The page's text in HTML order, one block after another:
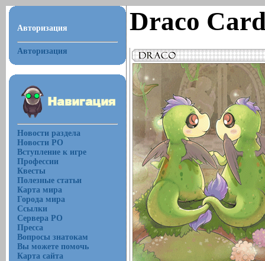
Авторизация
Авторизация
Новости раздела
Новости РО
Вступление к игре
Профессии
Квесты
Полезные статьи
Карта мира
Города мира
Ссылки
Сервера РО
Пресса
Вопросы знатокам
Вы можете помочь
Карта сайта
Draco